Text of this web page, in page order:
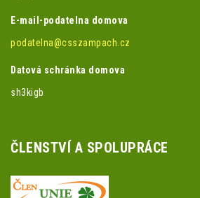
E-mail-podatelna domova
podatelna@csszampach.cz
Datová schránka domova
sh3kigb
ČLENSTVÍ A SPOLUPRÁCE